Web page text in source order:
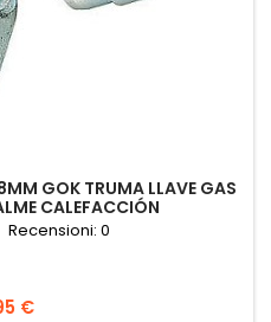
GOK TRUMA LLAVE GAS
CALEFACCIÓN
Recensioni: 0
€